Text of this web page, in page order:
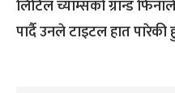
लिटिल च्याम्सको ग्रान्ड
पार्दै उनले टाइटल हात